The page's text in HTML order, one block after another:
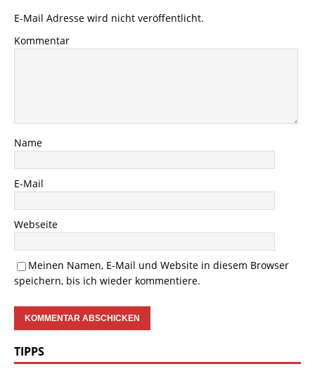
E-Mail Adresse wird nicht veröffentlicht.
Kommentar
Name
E-Mail
Webseite
Meinen Namen, E-Mail und Website in diesem Browser
speichern, bis ich wieder kommentiere.
TIPPS